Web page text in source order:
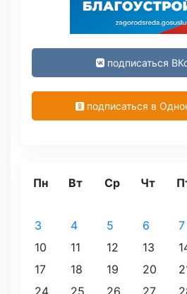
подписаться
подписаться в
Пн Вт Ср Чт
3
4 5 6 7
10
11 12 13
17
18 19 20
24
25 26 27